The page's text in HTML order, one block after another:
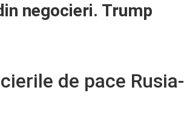
negocieri. Trump
de pace Rusia-